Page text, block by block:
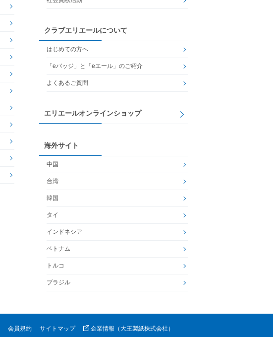
クラブエリエールについて
はじめての方へ
「eバッジ」と「eエール」のご紹介
よくあるご質問
エリエールオンラインショップ
海外サイト
中国
台湾
韓国
タイ
インドネシア
ベトナム
トルコ
ブラジル
会員規約 サイトマップ 企業情報（大王製紙株式会社）